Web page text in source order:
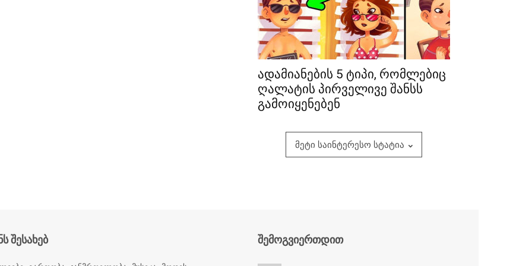
ადამიანების 5 ტიპი, რომლებიც
ღალატის პირველივე შანსს
გამოიყენებენ
მეტი საინტერესო სტატია
შესახებ შემოგვიერთდით